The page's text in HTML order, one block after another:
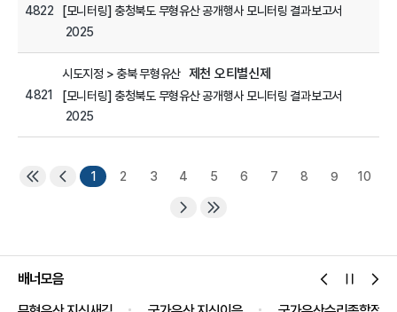
4822
[모니터링] 충청북도 무형유산 공개행사 모니터링 결과보고서
2025
4821
시도지정 > 충북 무형유산 제천 오티별신제
[모니터링] 충청북도 무형유산 공개행사 모니터링 결과보고서
2025
1 2 3 4 5 6 7 8 9 10
배너모음